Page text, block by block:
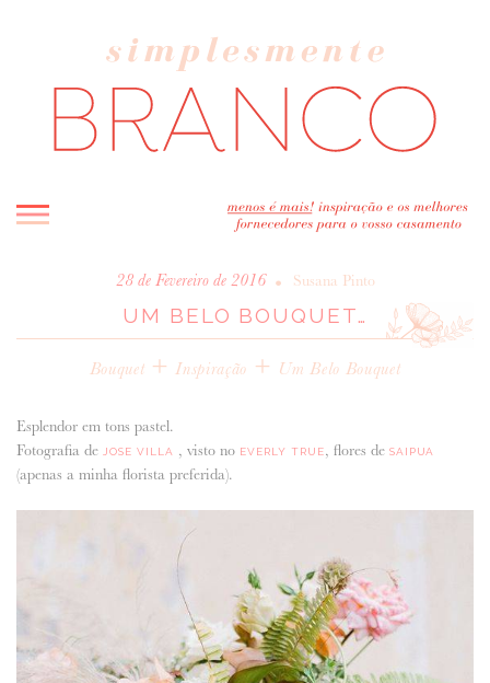
INICIO
BLOG
ENTREVISTAS
CASAVA-ME AQUI!
FORNECEDORES RECOMENDADOS
ANUNCIE CONNOSCO
28 de Fevereiro de 2016 • Susana Pinto
UM BELO BOUQUET…
Bouquet +Inspiração + Um Belo Bouquet
Esplendor em tons pastel.
Fotografia de
JOSE VILLA , visto no EVERLY TRUE, flores de SAIPUA
(apenas a minha florista preferida).